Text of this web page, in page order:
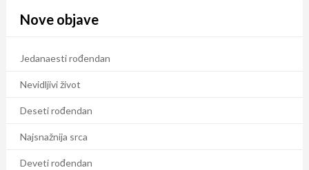
Nove objave
Jedanaesti rođendan
Nevidljivi život
Deseti rođendan
Najsnažnija srca
Deveti rođendan